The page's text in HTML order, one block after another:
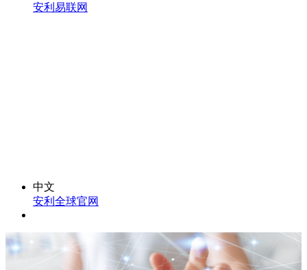
安利易联网
中文
安利全球官网